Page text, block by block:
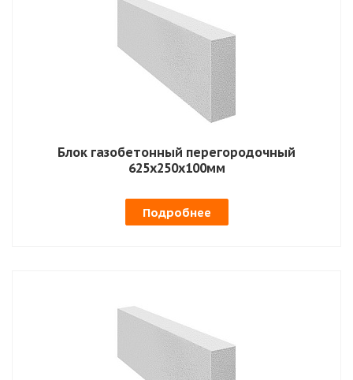
Блок газобетонный перегородочный
625х250х100мм
Подробнее